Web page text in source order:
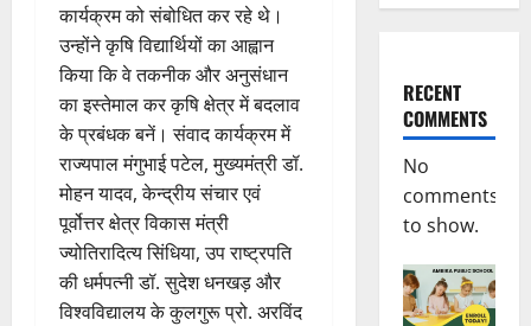
कार्यक्रम को संबोधित कर रहे थे।
उन्होंने कृषि विद्यार्थियों का आह्वान
किया कि वे तकनीक और अनुसंधान
का इस्तेमाल कर कृषि क्षेत्र में बदलाव
के प्रबंधक बनें। संवाद कार्यक्रम में
राज्यपाल मंगुभाई पटेल, मुख्यमंत्री डॉ.
मोहन यादव, केन्द्रीय संचार एवं
पूर्वोत्तर क्षेत्र विकास मंत्री
ज्योतिरादित्य सिंधिया, उप राष्ट्रपति
की धर्मपत्नी डॉ. सुदेश धनखड़ और
विश्वविद्यालय के कुलगुरू प्रो. अरविंद
RECENT
COMMENTS
No
comments
to show.